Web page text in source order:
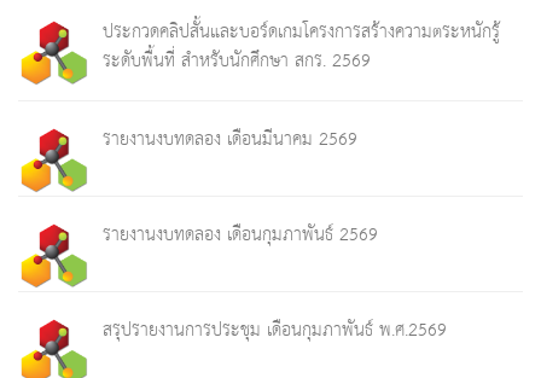
ประกวดคลิปสั้นและบอร์ดเกมโครงการสร้างความตระหนักรู้
ระดับพื้นที่ สำหรับนักศึกษา สกร. 2569
รายงานงบทดลอง เดือนมีนาคม 2569
รายงานงบทดลอง เดือนกุมภาพันธ์ 2569
สรุปรายงานการประชุม เดือนกุมภาพันธ์ พ.ศ.2569